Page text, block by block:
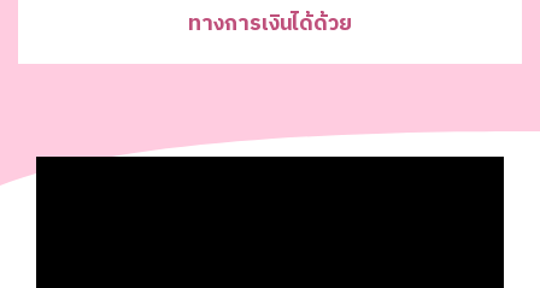
ทางการเงินได้ด้วย